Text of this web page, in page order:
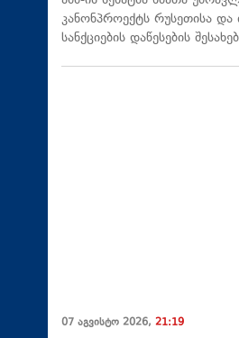
კანონპროექტს რუსეთისა და
სანქციების დაწესების
07 აგვისტო 2026, 21:19